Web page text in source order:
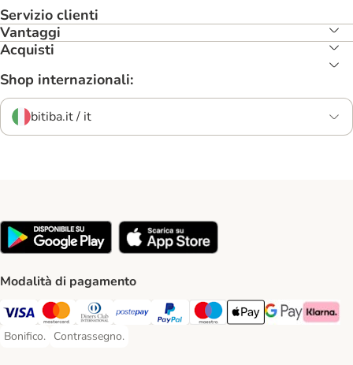
Servizio clienti
Vantaggi
Acquisti
Shop internazionali:
bitiba.it / it
Modalità di pagamento
Visa. Payment Method
Mastercard. Payment Method
Diners Club. Payment Method
Postepay. Payment Method
PayPal. Payment Method
Maestro. Payment Method
Apple pay. Payment
Google Pay
Klarna
Bonifico.
Bonifico. Payment Method
Contrassegno.
Contrassegno. Payment Method